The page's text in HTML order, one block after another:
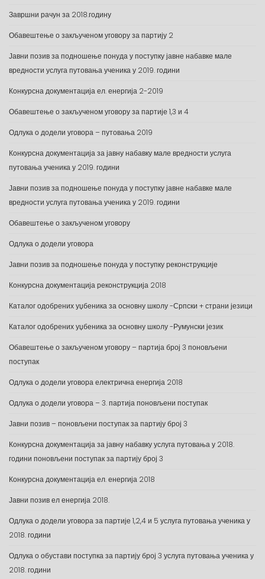
Завршни рачун за 2018.годину
Обавештење о закљученом уговору за партију 2
Јавни позив за подношење понуда у поступку јавне набавке мале
вредности услуга путовања ученика у 2019. години
Конкурсна документација ел. енергија 2-2019
Обавештење о закљученом уговору за партије 1,3 и 4
Одлука о додели уговора – путовања 2019
Конкурсна документација за јавну набавку мале вредности услуга
путовања ученика у 2019. години
Јавни позив за подношење понуда у поступку јавне набавке мале
вредности услуга путовања ученика у 2019. години
Обавештење о закљученом уговору
Одлука о додели уговора
Јавни позив за подношење понуда у поступку реконструкције
Конкурсна документација реконструкција 2018
Каталог одобрених уџбеника за основну школу -Српски + страни језици
Каталог одобрених уџбеника за основну школу -Румунски језик
Обавештење о закљученом уговору – партија број 3 поновљени
поступак
Одлука о додели уговора електрична енергија 2018
Одлука о додели уговора – 3. партија поновљени поступак
Јавни позив – поновљени поступак за партију број 3
Конкурсна документација за јавну набавку услуга путовања у 2018.
години поновљени поступак за партију број 3
Конкурсна документација ел. енергија 2018
Јавни позив ел енергија 2018.
Одлука о додели уговора за партије 1,2,4 и 5 услуга путовања ученика у
2018. години
Одлука о обустави поступка за партију број 3 услуга путовања ученика у
2018. години